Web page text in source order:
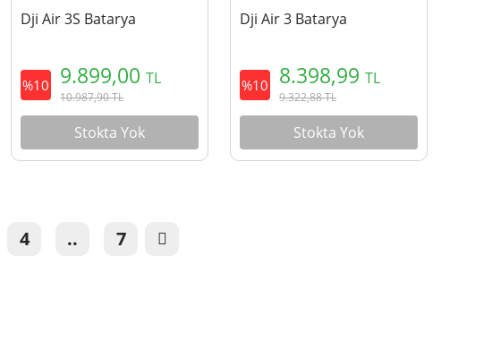
Dji Air 3S Batarya
%10 9.899,00TL
10.987,90TL
Stokta Yok
Dji Air 3 Batarya
%10 8.398,99TL
9.322,88TL
Stokta Yok
4 .. 7